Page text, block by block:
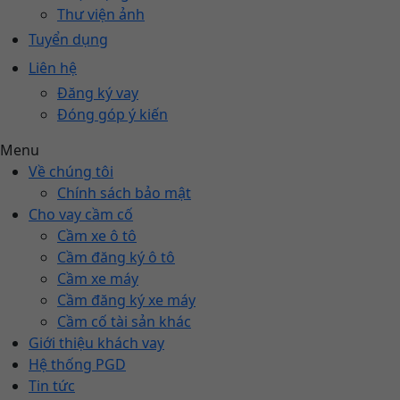
Thư viện ảnh
Tuyển dụng
Liên hệ
Đăng ký vay
Đóng góp ý kiến
Menu
Về chúng tôi
Chính sách bảo mật
Cho vay cầm cố
Cầm xe ô tô
Cầm đăng ký ô tô
Cầm xe máy
Cầm đăng ký xe máy
Cầm cố tài sản khác
Giới thiệu khách vay
Hệ thống PGD
Tin tức